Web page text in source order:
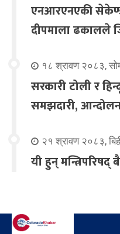
एनआरएनएकी
दीपमाला ढकालले
१८ श्रावण २०८३,
सरकारी टोली र
समझदारी, आन्दोलन
२१ श्रावण २०८३,
यी हुन्